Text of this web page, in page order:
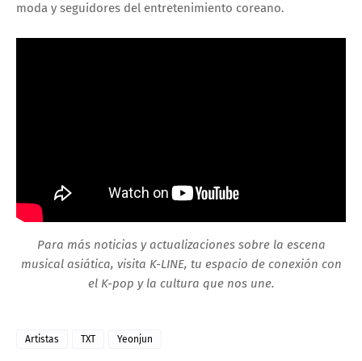
moda y seguidores del entretenimiento coreano.
Para más noticias y actualizaciones sobre la escena
musical asiática, visita K-LINE, tu espacio de conexión con
el K-pop y la cultura que nos une.
Artistas TXT Yeonjun